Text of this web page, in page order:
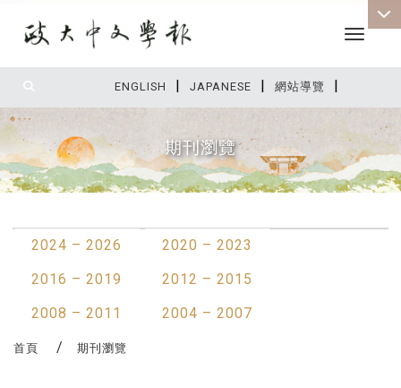
ENGLISH | JAPANESE | 網站導覽 |
Toggle
期刊瀏覽
2024 – 2026
2020 – 2023
2016 – 2019
2012 – 2015
2008 – 2011
2004 – 2007
首頁 期刊瀏覽